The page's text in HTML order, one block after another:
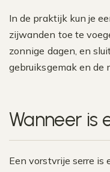
In de praktijk kun je
zijwanden toe te
zonnige dagen, en
gebruiksgemak en de
Wanneer is
Een vorstvrije serre is